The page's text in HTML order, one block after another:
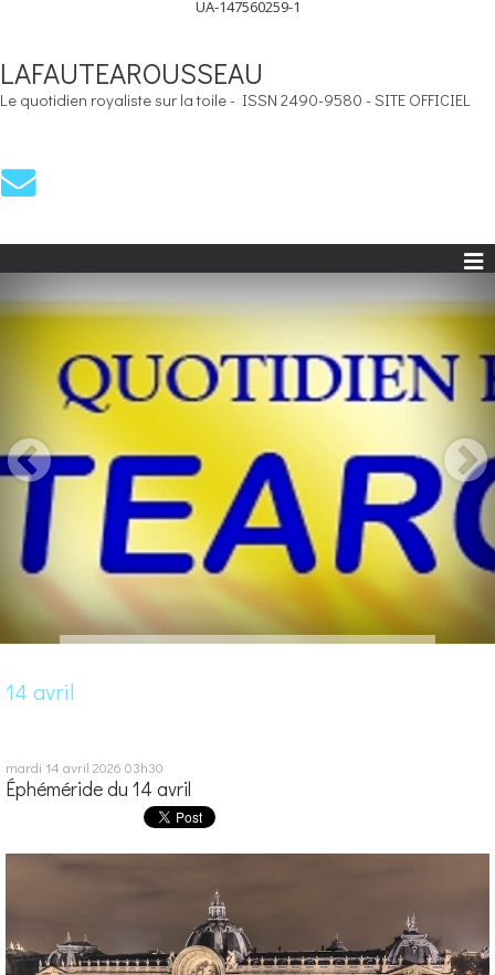
UA-147560259-1
LAFAUTEAROUSSEAU
Le quotidien royaliste sur la toile - ISSN 2490-9580 - SITE OFFICIEL
14 avril
mardi 14 avril 2026 03h30
Éphéméride du 14 avril